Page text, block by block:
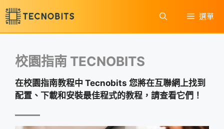
至
內
選單
校園指南 TECNOBITS
在校園指南教程中 Tecnobits 您將在互聯網上找到
配置、下載和安裝最佳程式的教程，請查看它們！